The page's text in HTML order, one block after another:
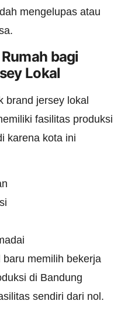
mengelupas atau
bagi
Lokal
brand jersey lokal
fasilitas produksi
karena kota ini
memilih bekerja
di Bandung
sendiri dari nol.